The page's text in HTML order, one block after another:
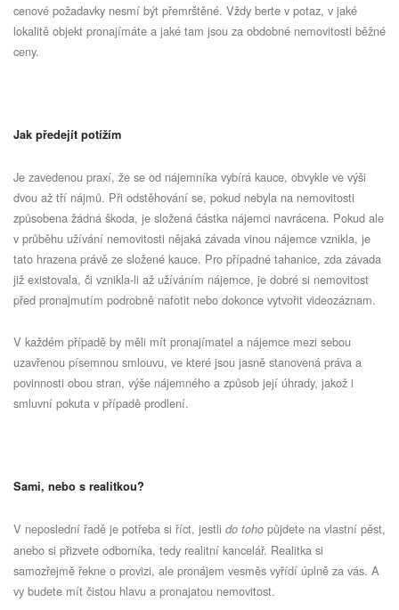
cenové požadavky nesmí být přemrštěné. Vždy berte v potaz, v jaké
lokalitě objekt pronajímáte a jaké tam jsou za obdobné nemovitosti běžné
ceny.
Jak předejít potížím
Je zavedenou praxí, že se od nájemníka vybírá kauce, obvykle ve výši
dvou až tří nájmů. Při odstěhování se, pokud nebyla na nemovitosti
způsobena žádná škoda, je složená částka nájemci navrácena. Pokud ale
v průběhu užívání nemovitosti nějaká závada vinou nájemce vznikla, je
tato hrazena právě ze složené kauce. Pro případné tahanice, zda závada
již existovala, či vznikla-li až užíváním nájemce, je dobré si nemovitost
před pronajmutím podrobně nafotit nebo dokonce vytvořit videozáznam.
V každém případě by měli mít pronajímatel a nájemce mezi sebou
uzavřenou písemnou smlouvu, ve které jsou jasně stanovená práva a
povinnosti obou stran, výše nájemného a způsob její úhrady, jakož i
smluvní pokuta v případě prodlení.
Sami, nebo s realitkou?
V neposlední řadě je potřeba si říct, jestli do toho půjdete na vlastní pěst,
anebo si přizvete odborníka, tedy realitní kancelář. Realitka si
samozřejmě řekne o provizi, ale pronájem vesměs vyřídí úplně za vás. A
vy budete mít čistou hlavu a pronajatou nemovitost.